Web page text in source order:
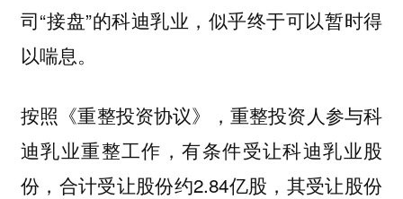
司“接盘”的科迪乳业，似乎终于可以暂时得
以喘息。
按照《重整投资协议》，重整投资人参与科
迪乳业重整工作，有条件受让科迪乳业股
份，合计受让股份约2.84亿股，其受让股份